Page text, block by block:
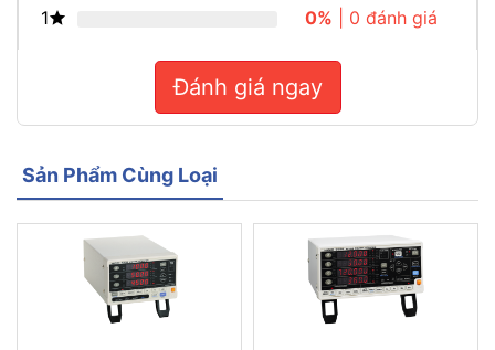
1
0% | 0 đánh giá
Đánh giá ngay
Sản Phẩm Cùng Loại